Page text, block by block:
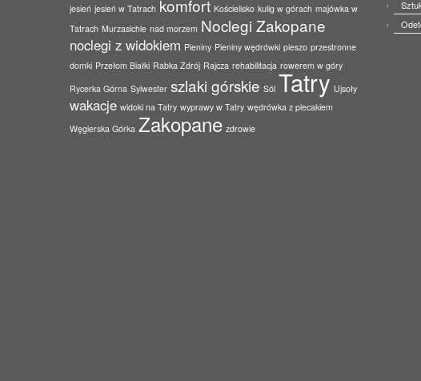
jesień jesień w Tatrach komfort Kościelisko kulig w górach majówka w
Tatrach Murzasichle nad morzem Noclegi Zakopane
noclegi z widokiem Pieniny Pieniny wędrówki pieszo przestronne
domki Przełom Białki Rabka Zdrój Rajcza rehabilitacja rowerem w góry
Rycerka Górna Sylwester szlaki górskie Sól Tatry Ujsoły
wakacje widoki na Tatry wyprawy w Tatry wędrówka z plecakiem
Węgierska Górka Zakopane zdrowie